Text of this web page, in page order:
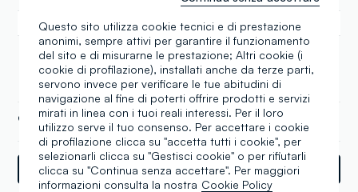
Venerdi
09:00-13:00, 16:00-20:00
Sabato
09:00-13:00, 16:00-20:00
Domenica
09:00-13:00
+39 081 18578232
Indicazioni
Questo sito utilizza cookie tecnici e di prestazione
anonimi, sempre attivi per garantire il funzionamento
del sito e di misurarne le prestazione; Altri cookie (i
cookie di profilazione), installati anche da terze parti,
servono invece per verificare le tue abitudini di
navigazione al fine di poterti offrire prodotti e servizi
mirati in linea con i tuoi reali interessi. Per il loro
utilizzo serve il tuo consenso. Per accettare i cookie
di profilazione clicca su "accetta tutti i cookie", per
selezionarli clicca su "Gestisci cookie" o per rifiutarli
clicca su "Continua senza accettare". Per maggiori
informazioni consulta la nostra Cookie Policy